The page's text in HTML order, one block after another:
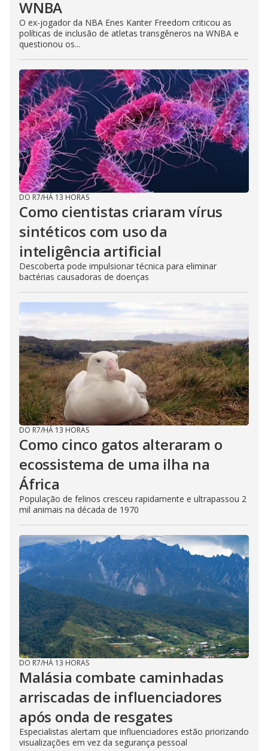
WNBA
O ex-jogador da NBA Enes Kanter Freedom criticou as
políticas de inclusão de atletas transgêneros na WNBA e
questionou os...
DO R7/HÁ 13 HORAS
Como cientistas criaram vírus
sintéticos com uso da
inteligência artificial
Descoberta pode impulsionar técnica para eliminar
bactérias causadoras de doenças
DO R7/HÁ 13 HORAS
Como cinco gatos alteraram o
ecossistema de uma ilha na
África
População de felinos cresceu rapidamente e ultrapassou 2
mil animais na década de 1970
DO R7/HÁ 13 HORAS
Malásia combate caminhadas
arriscadas de influenciadores
após onda de resgates
Especialistas alertam que influenciadores estão priorizando
visualizações em vez da segurança pessoal